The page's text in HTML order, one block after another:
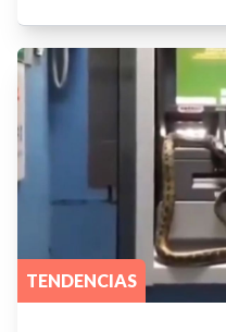
TENDENCIAS